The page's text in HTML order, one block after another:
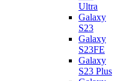
Ultra
Galaxy
S23
Galaxy
S23FE
Galaxy
S23 Plus